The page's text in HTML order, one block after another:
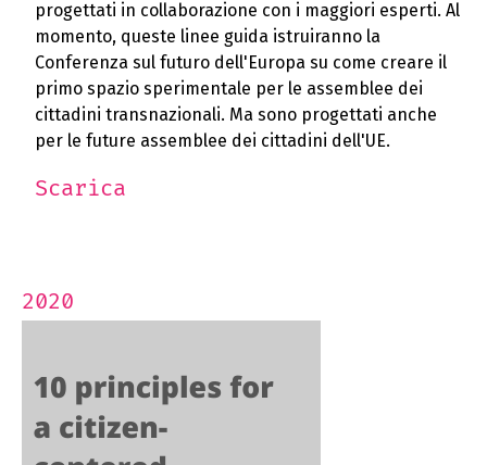
progettati in collaborazione con i maggiori esperti. Al
momento, queste linee guida istruiranno la
Conferenza sul futuro dell'Europa su come creare il
primo spazio sperimentale per le assemblee dei
cittadini transnazionali. Ma sono progettati anche
per le future assemblee dei cittadini dell'UE.
Scarica
2020